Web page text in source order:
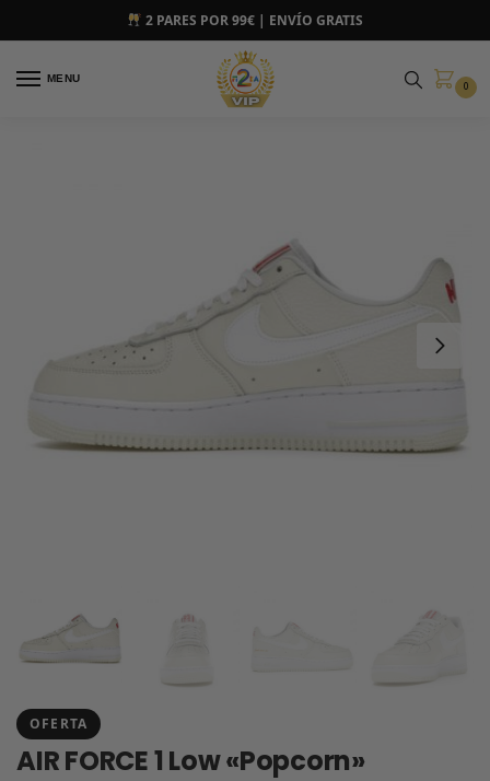
2 PARES POR 99€ | ENVÍO GRATIS
MENU
0
OFERTA
AIR FORCE 1 Low «Popcorn»